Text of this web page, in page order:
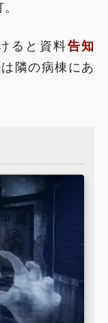
ると資料告知
隣の病棟にあ